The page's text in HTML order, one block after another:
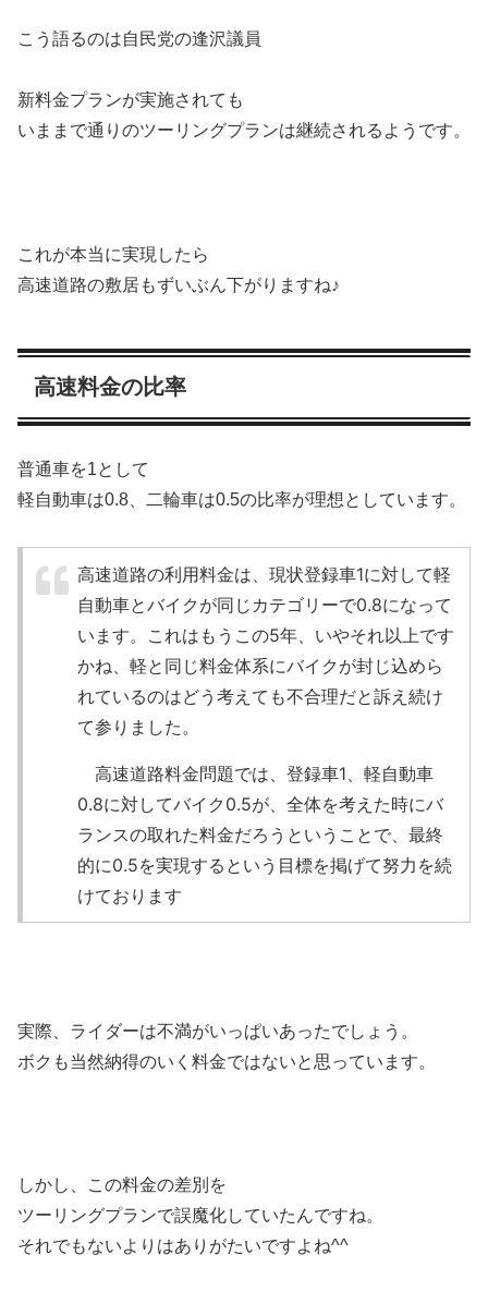
こう語るのは自民党の逢沢議員
新料金プランが実施されても
いままで通りのツーリングプランは継続されるようです。
これが本当に実現したら
高速道路の敷居もずいぶん下がりますね♪
高速料金の比率
普通車を1として
軽自動車は0.8、二輪車は0.5の比率が理想としています。
高速道路の利用料金は、現状登録車1に対して軽
自動車とバイクが同じカテゴリーで0.8になって
います。これはもうこの5年、いやそれ以上です
かね、軽と同じ料金体系にバイクが封じ込めら
れているのはどう考えても不合理だと訴え続け
て参りました。
高速道路料金問題では、登録車1、軽自動車
0.8に対してバイク0.5が、全体を考えた時にバ
ランスの取れた料金だろうということで、最終
的に0.5を実現するという目標を掲げて努力を続
けております
実際、ライダーは不満がいっぱいあったでしょう。
ボクも当然納得のいく料金ではないと思っています。
しかし、この料金の差別を
ツーリングプランで誤魔化していたんですね。
それでもないよりはありがたいですよね^^